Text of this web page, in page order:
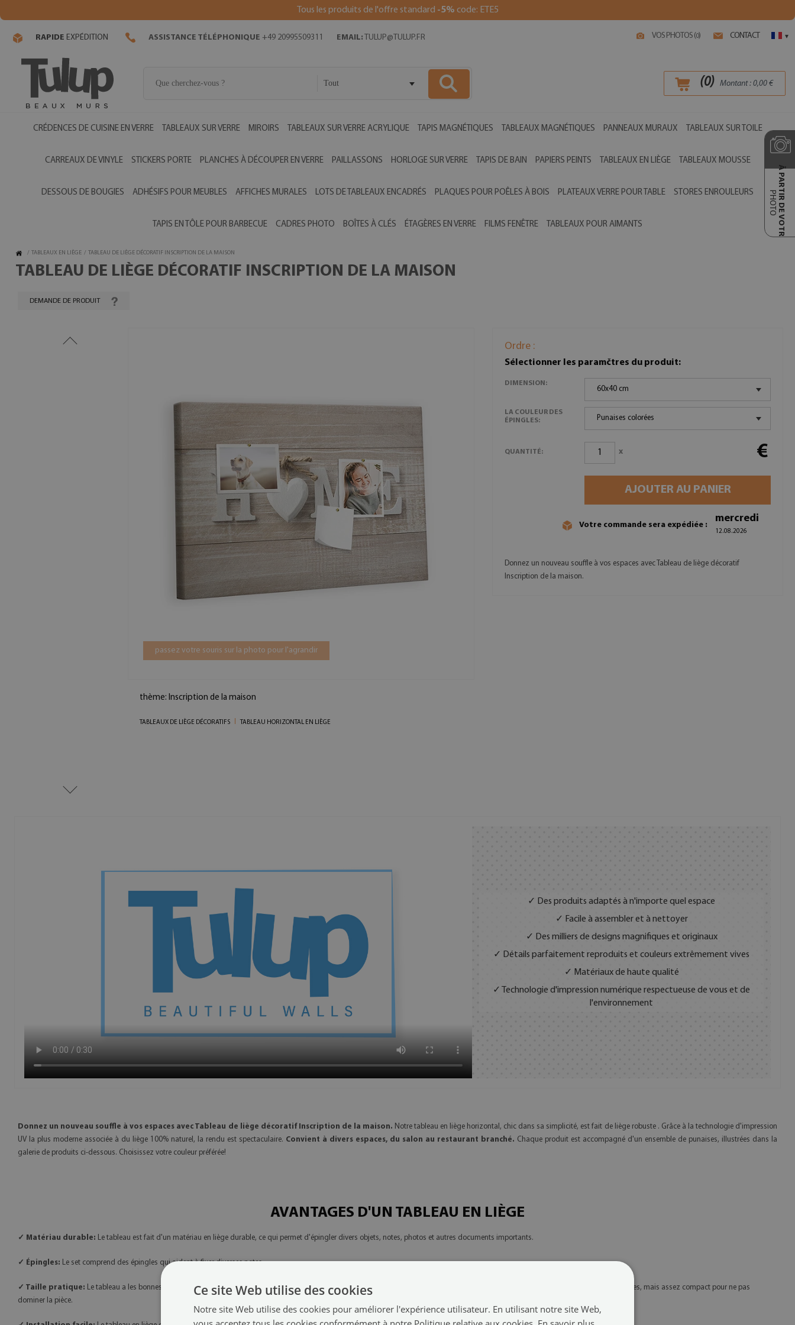
Tous les produits de l'offre standard -5% code: ETE5
VOS PHOTOS (0) CONTACT ▾
RAPIDE EXPÉDITION ASSISTANCE TÉLÉPHONIQUE +49 20995509311 EMAIL: TULUP@TULUP.FR
Tout (0) Montant : 0,00 €
CRÉDENCES DE CUISINE EN VERRE TABLEAUX SUR VERRE MIROIRS TABLEAUX SUR VERRE ACRYLIQUE TAPIS MAGNÉTIQUES TABLEAUX MAGNÉTIQUES PANNEAUX MURAUX TABLEAUX SUR TOILE
CARREAUX DE VINYLE STICKERS PORTE PLANCHES À DÉCOUPER EN VERRE PAILLASSONS HORLOGE SUR VERRE TAPIS DE BAIN PAPIERS PEINTS TABLEAUX EN LIÈGE TABLEAUX MOUSSE
DESSOUS DE BOUGIES ADHÉSIFS POUR MEUBLES AFFICHES MURALES LOTS DE TABLEAUX ENCADRÉS PLAQUES POUR POÊLES À BOIS PLATEAUX VERRE POUR TABLE STORES ENROULEURS
TAPIS EN TÔLE POUR BARBECUE CADRES PHOTO BOÎTES À CLÉS ÉTAGÈRES EN VERRE FILMS FENÊTRE TABLEAUX POUR AIMANTS Ā PARTIR DE VOTRE
PHOTO
/ TABLEAUX EN LIÈGE / TABLEAU DE LIÈGE DÉCORATIF INSCRIPTION DE LA MAISON
TABLEAU DE LIÈGE DÉCORATIF INSCRIPTION DE LA MAISON
DEMANDE DE PRODUIT
passez votre souris sur la photo pour l'agrandir
thème: Inscription de la maison
TABLEAUX DE LIÈGE DÉCORATIFS TABLEAU HORIZONTAL EN LIÈGE
Ordre :
Sélectionner les paramčtres du produit:
DIMENSION:
60x40 cm
LA COULEUR DES
ÉPINGLES:
Punaises colorées
QUANTITÉ: x €
AJOUTER AU PANIER
Votre commande sera expédiée :
mercredi
12.08.2026
Donnez un nouveau souffle à vos espaces avec Tableau de liège décoratif
Inscription de la maison.
✓ Des produits adaptés à n'importe quel espace
✓ Facile à assembler et à nettoyer
✓ Des milliers de designs magnifiques et originaux
✓ Détails parfaitement reproduits et couleurs extrêmement vives
✓ Matériaux de haute qualité
✓ Technologie d'impression numérique respectueuse de vous et de
l'environnement
Donnez un nouveau souffle à vos espaces avec Tableau de liège décoratif Inscription de la maison. Notre tableau en liège horizontal, chic dans sa simplicité, est fait de liège robuste . Grâce à la technologie d'impression
UV la plus moderne associée à du liège 100% naturel, la rendu est spectaculaire. Convient à divers espaces, du salon au restaurant branché. Chaque produit est accompagné d'un ensemble de punaises, illustrées dans la
galerie de produits ci-dessous. Choisissez votre couleur préférée!
AVANTAGES D'UN TABLEAU EN LIÈGE
✓ Matériau durable: Le tableau est fait d'un matériau en liège durable, ce qui permet d'épingler divers objets, notes, photos et autres documents importants.
✓ Épingles: Le set comprend des épingles qui aident à fixer diverses notes.
✓ Taille pratique: Le tableau a les bonnes dimensions pour contenir des informations essentielles sans prendre trop de place au mur. Il est assez grand pour contenir des données essentielles, mais assez compact pour ne pas
dominer la pièce.
Ce site Web utilise des cookies
Notre site Web utilise des cookies pour améliorer l'expérience utilisateur. En utilisant notre site Web,